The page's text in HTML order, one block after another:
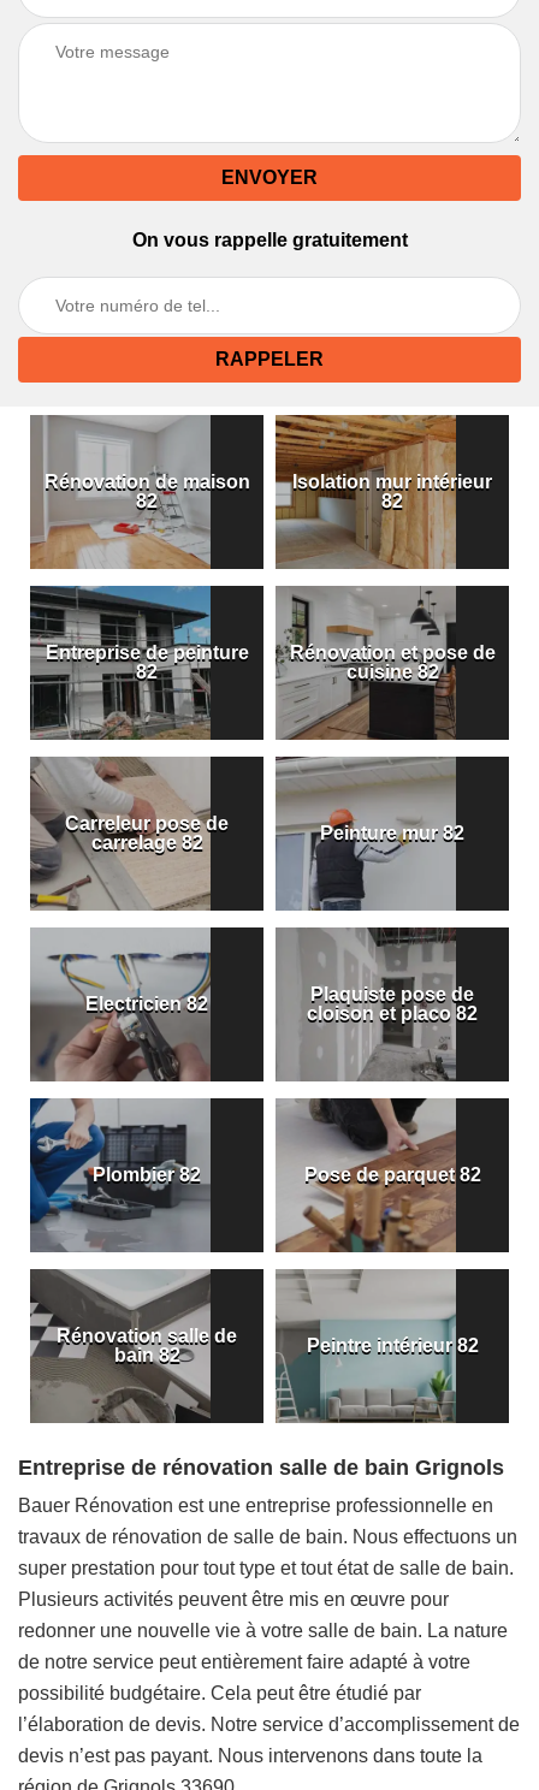
On vous rappelle gratuitement
Rénovation de maison
82
Isolation mur intérieur
82
Entreprise de peinture
82
Rénovation et pose de
cuisine 82
Carreleur pose de
carrelage 82
Peinture mur 82
Electricien 82
Plaquiste pose de
cloison et placo 82
Plombier 82 Pose de parquet 82
Rénovation salle de
bain 82
Peintre intérieur 82
Entreprise de rénovation salle de bain Grignols
Bauer Rénovation est une entreprise professionnelle en
travaux de rénovation de salle de bain. Nous effectuons un
super prestation pour tout type et tout état de salle de bain.
Plusieurs activités peuvent être mis en œuvre pour
redonner une nouvelle vie à votre salle de bain. La nature
de notre service peut entièrement faire adapté à votre
possibilité budgétaire. Cela peut être étudié par
l’élaboration de devis. Notre service d’accomplissement de
devis n’est pas payant. Nous intervenons dans toute la